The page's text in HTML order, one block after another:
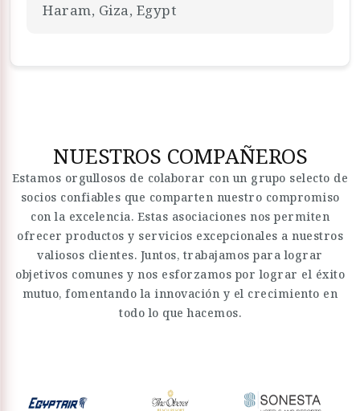
Haram, Giza, Egypt
NUESTROS COMPAÑEROS
Estamos orgullosos de colaborar con un grupo selecto de
socios confiables que comparten nuestro compromiso
con la excelencia. Estas asociaciones nos permiten
ofrecer productos y servicios excepcionales a nuestros
valiosos clientes. Juntos, trabajamos para lograr
objetivos comunes y nos esforzamos por lograr el éxito
mutuo, fomentando la innovación y el crecimiento en
todo lo que hacemos.